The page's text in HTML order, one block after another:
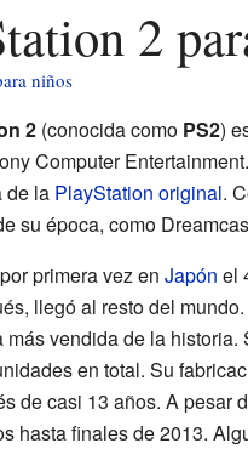
2
niños
2(conocida como PS2)
Computer
de la PlayStation original.
su época, como
primera vez en Japón el
llegó al resto del
vendida de la historia.
en total. Su
de casi 13 años. A pesar
hasta finales de 2013.